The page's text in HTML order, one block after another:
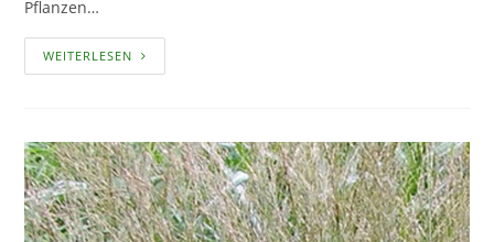
Pflanzen…
WEITERLESEN IRIS
FÜR